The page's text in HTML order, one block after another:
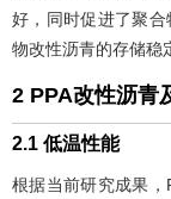
好，同时促进了聚
物改性沥青的存储稳
2 PPA改性沥青
2.1 低温性能
根据当前研究成果